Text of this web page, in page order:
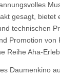
gesagt, bietet
technischen
Promotion von
Reihe Aha-
Daumenkino